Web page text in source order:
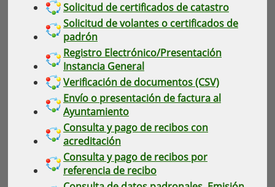
Solicitud de certificados de catastro
Solicitud de volantes o certificados de
padrón
Registro Electrónico/Presentación
Instancia General
Verificación de documentos (CSV)
Envío o presentación de factura al
Ayuntamiento
Consulta y pago de recibos con
acreditación
Consulta y pago de recibos por
referencia de recibo